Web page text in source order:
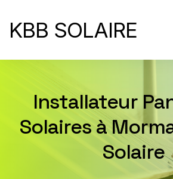
KBB SOLAIRE
Installateur
Solaires à
Solaire